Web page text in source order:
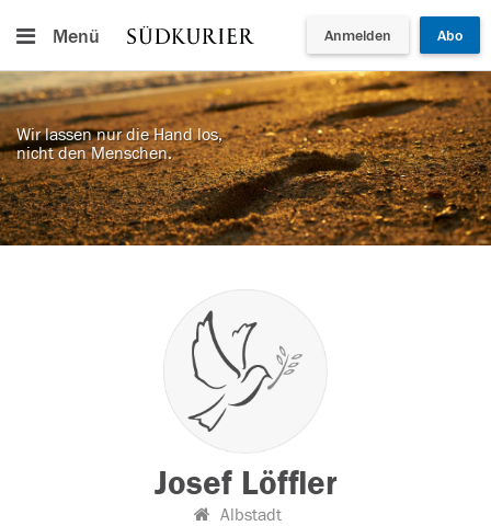
Menü Anmelden Abo
Wir lassen nur die Hand los,
nicht den Menschen.
Josef Löffler
Albstadt